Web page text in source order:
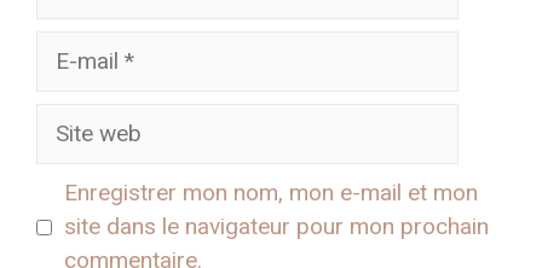
Site
Enregistrer mon nom, mon e-mail et mon
site dans le navigateur pour mon prochain
commentaire.